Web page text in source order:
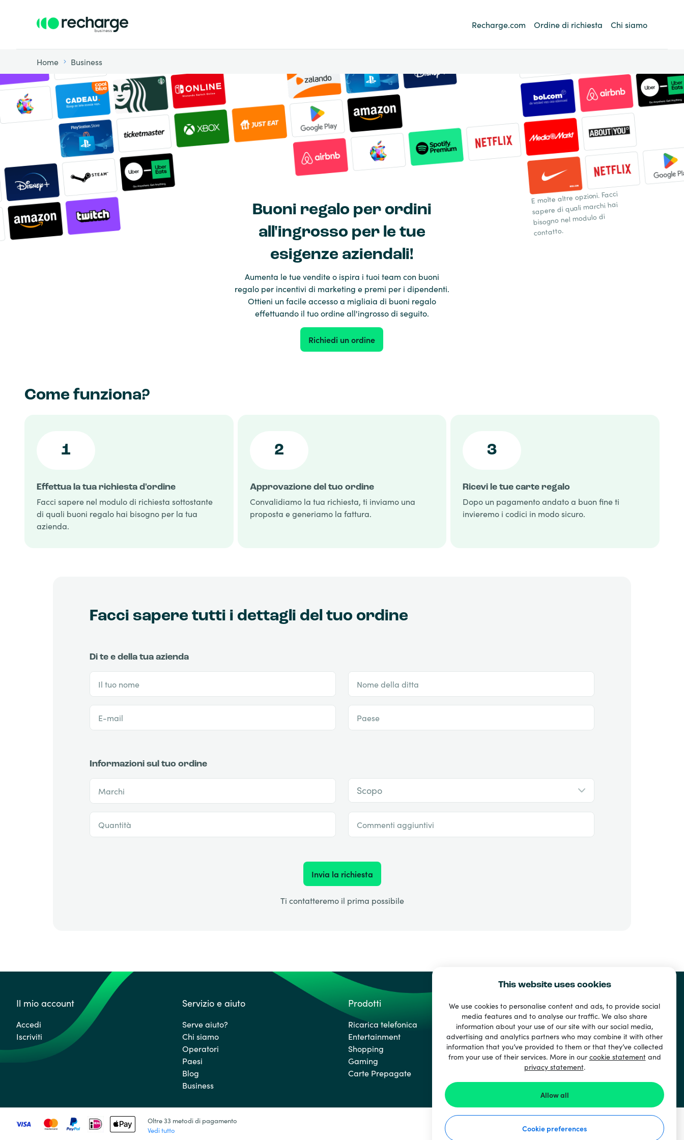
This website uses cookies
We use cookies to personalise content and ads, to provide social
media features and to analyse our traffic. We also share
information about your use of our site with our social media,
advertising and analytics partners who may combine it with other
information that you’ve provided to them or that they’ve collected
from your use of their services. More in ourcookie statementand
privacy statement.
Allow all
Cookie preferences
Recharge.com Ordine di richiesta Chi siamo
Home Business
Buoni regalo per ordini
all'ingrosso per le tue
esigenze aziendali!
Aumenta le tue vendite o ispira i tuoi team con buoni
regalo per incentivi di marketing e premi per i dipendenti.
Ottieni un facile accesso a migliaia di buoni regalo
effettuando il tuo ordine all'ingrosso di seguito.
Richiedi un ordine
E molte altre opzioni. Facci
sapere di quali marchi hai
bisogno nel modulo di
contatto.
Come funziona?
1
Effettua la tua richiesta d'ordine
Facci sapere nel modulo di richiesta sottostante
di quali buoni regalo hai bisogno per la tua
azienda.
2
Approvazione del tuo ordine
Convalidiamo la tua richiesta, ti inviamo una
proposta e generiamo la fattura.
3
Ricevi le tue carte regalo
Dopo un pagamento andato a buon fine ti
invieremo i codici in modo sicuro.
Facci sapere tutti i dettagli del tuo ordine
Di te e della tua azienda
Il tuo nome Nome della ditta
E-mail Paese
Informazioni sul tuo ordine
Marchi Scopo
Quantità Commenti aggiuntivi
Invia la richiesta
Ti contatteremo il prima possibile
Il mio account
Accedi
Iscriviti
Servizio e aiuto
Serve aiuto?
Chi siamo
Operatori
Paesi
Blog
Business
Prodotti
Ricarica telefonica
Entertainment
Shopping
Gaming
Carte Prepagate
Oltre 33 metodi di pagamento
Vedi tutto